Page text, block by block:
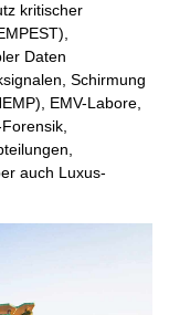
kritischer
Daten
Schirmung
EMV-Labore,
auch Luxus-